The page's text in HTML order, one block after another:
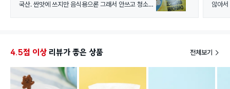
국산. 싼맛에 쓰지만 음식용으론 그래서 안쓰고 청소용
않아
4.5점 이상 리뷰가 좋은 상품 전체보기